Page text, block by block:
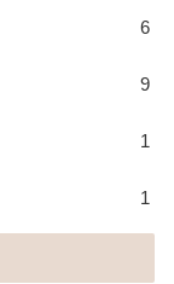
6
9
1
1